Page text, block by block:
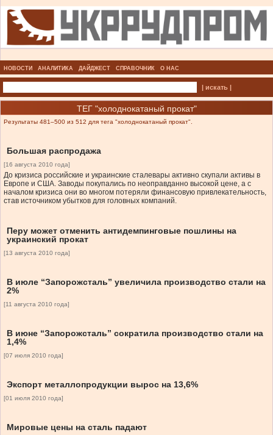
НОВОСТИ АНАЛИТИКА ДАЙДЖЕСТ СПРАВОЧНИК О НАС
| искать |
ТЕГ "холоднокатаный прокат"
Результаты 481–500 из 512 для тега "холоднокатаный прокат".
Большая распродажа
[16 августа 2010 года]
До кризиса российские и украинские сталевары активно скупали активы в
Европе и США. Заводы покупались по неоправданно высокой цене, а с
началом кризиса они во многом потеряли финансовую привлекательность,
став источником убытков для головных компаний.
Перу может отменить антидемпинговые пошлины на
украинский прокат
[13 августа 2010 года]
В июле “Запорожсталь” увеличила производство стали на
2%
[11 августа 2010 года]
В июне “Запорожсталь” сократила производство стали на
1,4%
[07 июля 2010 года]
Экспорт металлопродукции вырос на 13,6%
[01 июля 2010 года]
Мировые цены на сталь падают